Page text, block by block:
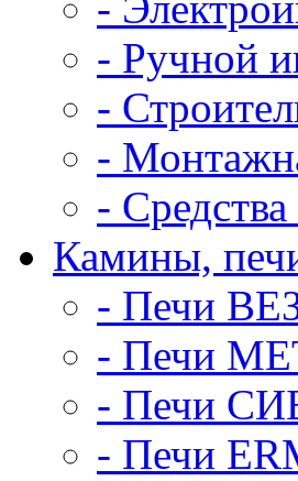
- Ручной
-
-
-
Камины,
- Печи
- Печи
- Печи
- Печи